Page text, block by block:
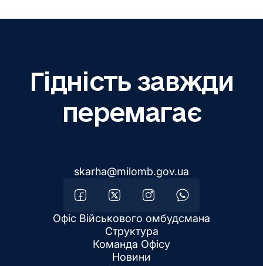
skarha@milomb.gov.ua
Офіс Військового омбудсмана
Структура
Команда Офісу
Новини
Гідність завжди
перемагає